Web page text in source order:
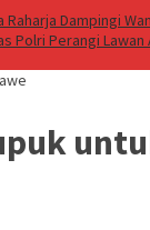
Raharja Dampingi
Polri Perangi